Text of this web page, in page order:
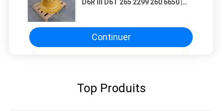
D6R III D6T 265 2299 260 6650 |
Continuer
Top Produits